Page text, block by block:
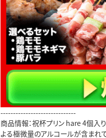
------------------------------
商品情報：祝杯プリン hare 4個入
よる極微量のアルコールが含まれ